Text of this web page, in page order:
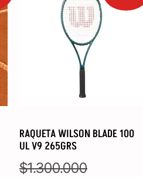
RAQUETA WILSON BLADE 100
UL V9 265GRS
$1.300.000